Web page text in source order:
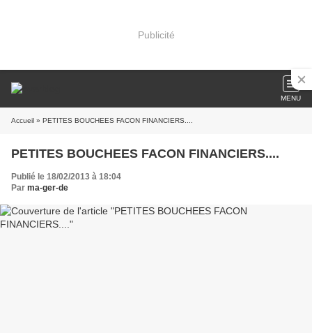
Publicité
MENU
Accueil » PETITES BOUCHEES FACON FINANCIERS....
PETITES BOUCHEES FACON FINANCIERS....
Publié le 18/02/2013 à 18:04
Par ma-ger-de